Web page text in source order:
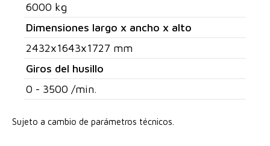
6000 kg
Dimensiones largo x ancho x alto
2432x1643x1727 mm
Giros del husillo
0 - 3500 /min.
Sujeto a cambio de parámetros técnicos.